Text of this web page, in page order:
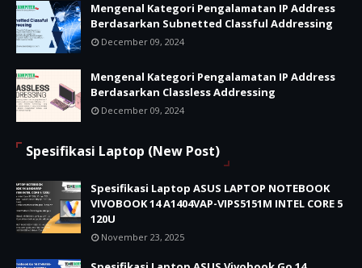
Mengenal Kategori Pengalamatan IP Address
Berdasarkan Subnetted Classful Addressing
December 09, 2024
Mengenal Kategori Pengalamatan IP Address
Berdasarkan Classless Addressing
December 09, 2024
Spesifikasi Laptop (New Post)
Spesifikasi Laptop ASUS LAPTOP NOTEBOOK
VIVOBOOK 14 A1404VAP-VIPS5151M INTEL CORE 5
120U
November 23, 2025